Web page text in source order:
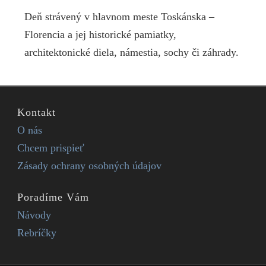
Deň strávený v hlavnom meste Toskánska –
Florencia a jej historické pamiatky,
architektonické diela, námestia, sochy či záhrady.
Kontakt
O nás
Chcem prispieť
Zásady ochrany osobných údajov
Poradíme Vám
Návody
Rebríčky